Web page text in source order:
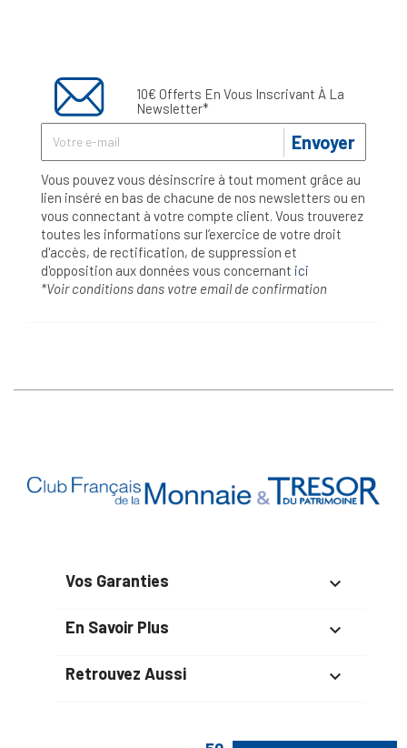
10€ Offerts En Vous Inscrivant À La
Newsletter*
Envoyer
Vous pouvez vous désinscrire à tout moment grâce au
lien inséré en bas de chacune de nos newsletters ou en
vous connectant à votre compte client. Vous trouverez
toutes les informations sur l’exercice de votre droit
d'accès, de rectification, de suppression et
d'opposition aux données vous concernant ici
*Voir conditions dans votre email de confirmation
Vos Garanties 
En Savoir Plus 
Retrouvez Aussi 